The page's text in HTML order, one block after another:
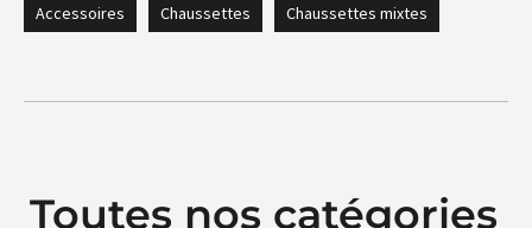
Accessoires Chaussettes Chaussettes mixtes
Toutes nos catégories